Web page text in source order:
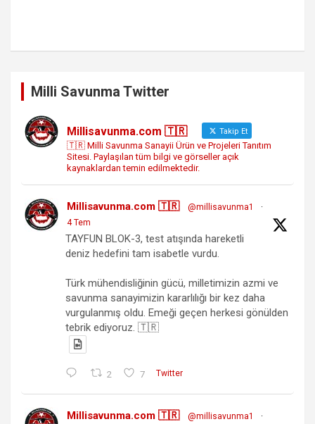
Milli Savunma Twitter
Millisavunma.com 🇹🇷 Takip Et
🇹🇷 Milli Savunma Sanayii Ürün ve Projeleri Tanıtım
Sitesi. Paylaşılan tüm bilgi ve görseller açık
kaynaklardan temin edilmektedir.
Millisavunma.com 🇹🇷 @millisavunma1
·
4 Tem
TAYFUN BLOK-3, test atışında hareketli
deniz hedefini tam isabetle vurdu.
Türk mühendisliğinin gücü, milletimizin azmi ve
savunma sanayimizin kararlılığı bir kez daha
vurgulanmış oldu. Emeği geçen herkesi gönülden
tebrik ediyoruz. 🇹🇷
2 7 Twitter
Millisavunma.com 🇹🇷 @millisavunma1
·